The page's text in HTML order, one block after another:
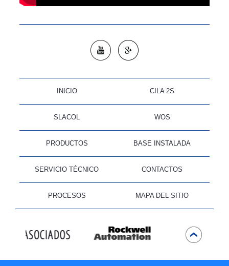
INICIO CILA 2S
SLACOL WOS
PRODUCTOS BASE INSTALADA
SERVICIO TÉCNICO CONTACTOS
PROCESOS MAPA DEL SITIO